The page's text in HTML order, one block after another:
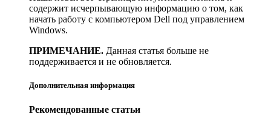
содержит исчерпывающую информацию о том, как
начать работу с компьютером Dell под управлением
Windows.
ПРИМЕЧАНИЕ. Данная статья больше не
поддерживается и не обновляется.
Дополнительная информация
Рекомендованные статьи